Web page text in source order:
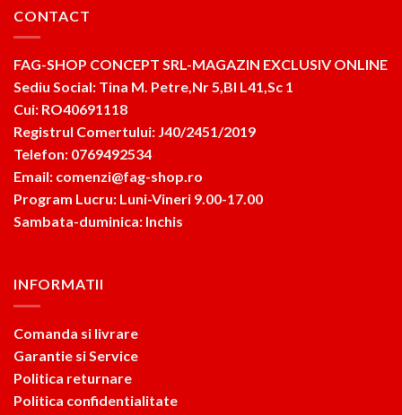
CONTACT
FAG-SHOP CONCEPT SRL-MAGAZIN EXCLUSIV ONLINE
Sediu Social: Tina M. Petre,Nr 5,Bl L41,Sc 1
Cui: RO40691118
Registrul Comertului: J40/2451/2019
Telefon: 0769492534
Email: comenzi@fag-shop.ro
Program Lucru: Luni-Vineri 9.00-17.00
Sambata-duminica: Inchis
INFORMATII
Comanda si livrare
Garantie si Service
Politica returnare
Politica confidentialitate